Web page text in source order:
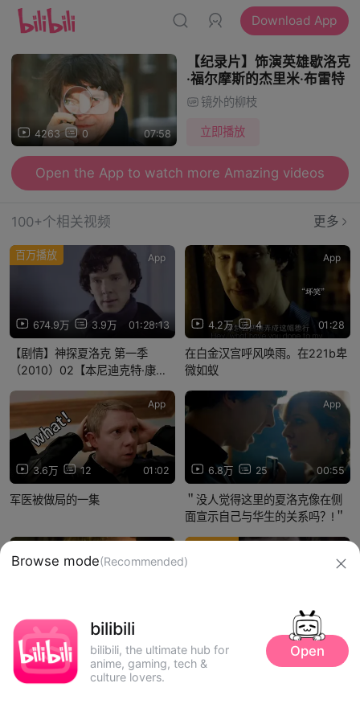
Download App
4263 0 07:58
【纪录片】饰演英雄歇洛克
·福尔摩斯的杰里米·布雷特
镜外的柳枝
立即播放
Open the App to watch more Amazing videos
100+个相关视频 更多
674.9万 3.9万 01:28:13
百万播放 App
【剧情】神探夏洛克 第一季
（2010）02【本尼迪克特·康伯
4.2万 4 01:28
App
在白金汉宫呼风唤雨。在221b卑
微如蚁
3.6万 12 01:02
App
军医被做局的一集
6.8万 25 00:55
App
＂没人觉得这里的夏洛克像在侧
面宣示自己与华生的关系吗？!＂
10.7万
＂谁来懂一下试播集里被下药了
的夏洛克。。。＂
5.2万 01:29:27
【剧情】神探夏洛克 第二季
（2012）01【本尼迪克特·康伯
Browse mode(Recommended)